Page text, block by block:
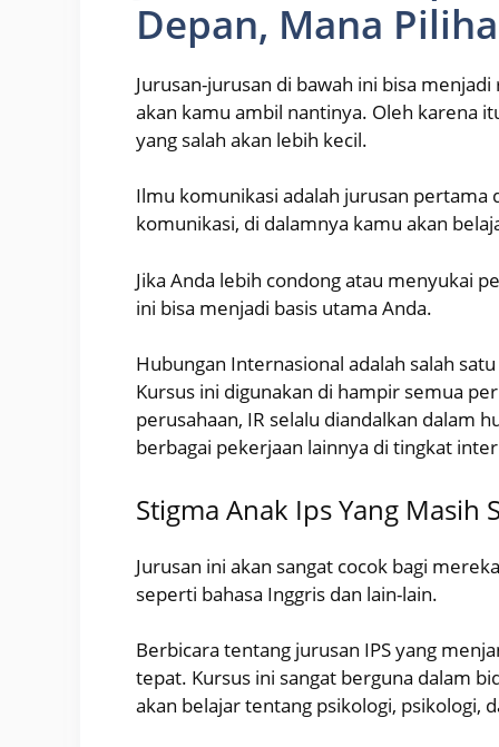
Depan, Mana
Jurusan-jurusan di bawah ini bisa
akan kamu ambil nantinya. Oleh karena
yang salah akan lebih kecil.
Ilmu komunikasi adalah jurusan pertama
komunikasi, di dalamnya kamu akan
Jika Anda lebih condong atau menyukai
ini bisa menjadi basis utama Anda.
Hubungan Internasional adalah salah
Kursus ini digunakan di hampir semua
perusahaan, IR selalu diandalkan dalam
berbagai pekerjaan lainnya di tingkat
Stigma Anak Ips Yang Masih
Jurusan ini akan sangat cocok bagi
seperti bahasa Inggris dan lain-lain.
Berbicara tentang jurusan IPS yang
tepat. Kursus ini sangat berguna dalam
akan belajar tentang psikologi, psikologi,